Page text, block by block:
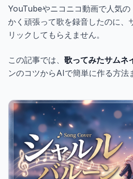
無料で始める
YouTubeやニコニコ動画で人気の
かく頑張って歌を録音したのに、
リックしてもらえません。
この記事では、 歌ってみたサムネ
ンのコツからAIで簡単に作る方法